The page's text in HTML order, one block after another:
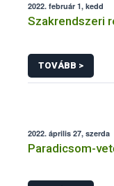
2022. február 1, kedd
Szakrendszeri
TOVÁBB >
2022. április 27, szerda
Paradicsom-